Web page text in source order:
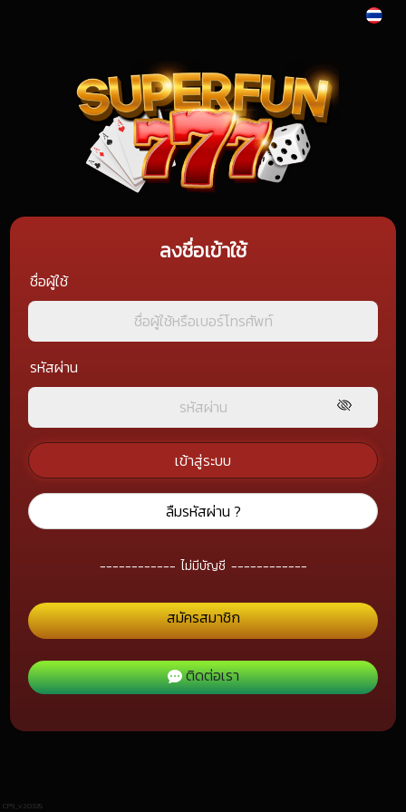
ลงชื่อเข้าใช้
ชื่อผู้ใช้
รหัสผ่าน
เข้าสู่ระบบ
ลืมรหัสผ่าน ?
------------ไม่มีบัญชี ------------
สมัครสมาชิก
ติดต่อเรา
CP9_v2.0325